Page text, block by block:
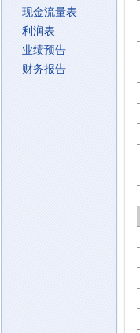
现金流量表
利润表
业绩预告
财务报告